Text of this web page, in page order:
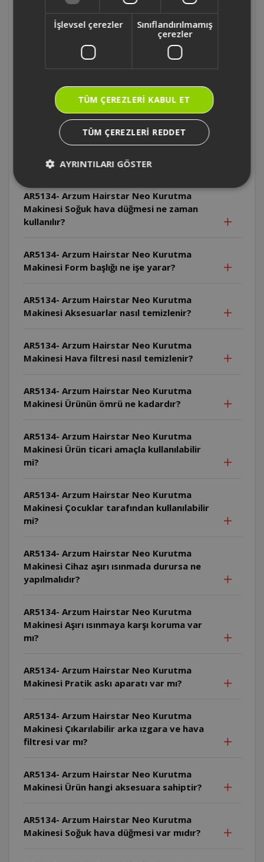
AR5134- Arzum Hairstar Neo Kurutma
Makinesi Cihaz pratik askı halkası ile nasıl
Makinesi Cihazın kablosu nasıl
saklanmalıdır?
AR5134- Arzum Hairstar Neo Kurutma
ısı ayarında kullanılabilir?
AR5134- Arzum Hairstar Neo Kurutma
Makinesi Soğuk hava düğmesi ne zaman
kullanılır?
AR5134- Arzum Hairstar Neo Kurutma
Makinesi Form başlığı ne işe yarar?
AR5134- Arzum Hairstar Neo Kurutma
Makinesi Aksesuarlar nasıl temizlenir?
AR5134- Arzum Hairstar Neo Kurutma
Makinesi Hava filtresi nasıl temizlenir?
AR5134- Arzum Hairstar Neo Kurutma
Makinesi Ürünün ömrü ne kadardır?
AR5134- Arzum Hairstar Neo Kurutma
Makinesi Ürün ticari amaçla kullanılabilir
mi?
AR5134- Arzum Hairstar Neo Kurutma
Makinesi Çocuklar tarafından kullanılabilir
mi?
AR5134- Arzum Hairstar Neo Kurutma
Makinesi Cihaz aşırı ısınmada durursa ne
yapılmalıdır?
AR5134- Arzum Hairstar Neo Kurutma
Makinesi Aşırı ısınmaya karşı koruma var
mı?
AR5134- Arzum Hairstar Neo Kurutma
Makinesi Pratik askı aparatı var mı?
AR5134- Arzum Hairstar Neo Kurutma
Makinesi Çıkarılabilir arka ızgara ve hava
filtresi var mı?
AR5134- Arzum Hairstar Neo Kurutma
Makinesi Ürün hangi aksesuara sahiptir?
AR5134- Arzum Hairstar Neo Kurutma
Makinesi Soğuk hava düğmesi var mıdır?
İşlevsel çerezler
Sınıflandırılmamış
çerezler
TÜM ÇEREZLERI KABUL ET
TÜM ÇEREZLERI REDDET
AYRINTILARI GÖSTER